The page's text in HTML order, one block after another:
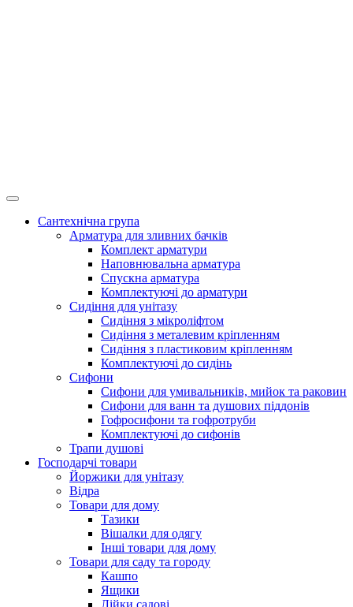
Сантехнічна група
Арматура для зливних бачків
Комплект арматури
Наповнювальна арматура
Спускна арматура
Комплектуючі до арматури
Сидіння для унітазу
Сидіння з мікроліфтом
Сидіння з металевим кріпленням
Сидіння з пластиковим кріпленням
Комплектуючі до сидінь
Сифони
Сифони для умивальників, мийок та раковин
Сифони для ванн та душових піддонів
Гофросифони та гофротруби
Комплектуючі до сифонів
Трапи душові
Господарчі товари
Йоржики для унітазу
Відра
Товари для дому
Тазики
Вішалки для одягу
Інші товари для дому
Товари для саду та городу
Кашпо
Ящики